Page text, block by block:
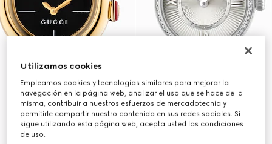
Utilizamos cookies
Empleamos cookies y tecnologías similares para mejorar la
navegación en la página web, analizar el uso que se hace de la
misma, contribuir a nuestros esfuerzos de mercadotecnia y
permitirle compartir nuestro contenido en sus redes sociales. Si
sigue utilizando esta página web, acepta usted las condiciones
de uso.